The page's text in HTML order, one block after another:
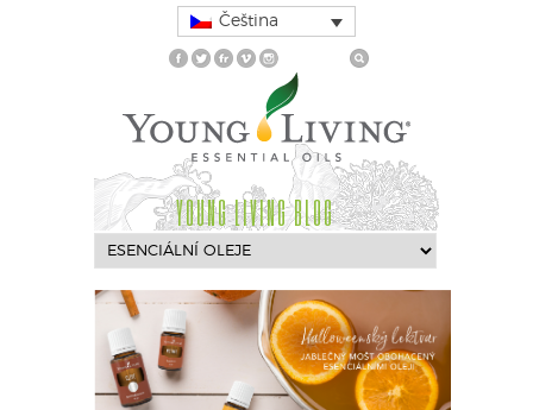
Čeština
YOUNG LIVING BLOG